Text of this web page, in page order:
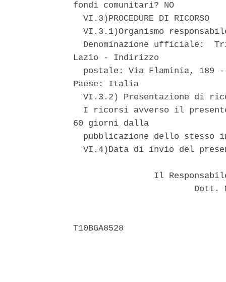
fondi comunitari? NO
  VI.3)PROCEDURE DI RICORSO
VI.3.1)Organismo
Denominazione ufficiale:
Lazio - Indirizzo
postale: Via Flaminia, 189
Paese: Italia
VI.3.2) Presentazione di
I ricorsi avverso il
60 giorni dalla
pubblicazione dello stesso
VI.4)Data di invio del
Il